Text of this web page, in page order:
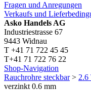
Fragen und Anregungen
Verkaufs und
Asko Handels AG
Industriestrasse 67
9443 Widnau
T +41 71 722 45 45
T+41 71 722 76 22
Shop-Navigation
Rauchrohre steckbar> 2.6
verzinkt 0.6 mm